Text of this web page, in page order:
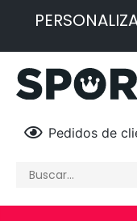
Pedidos de